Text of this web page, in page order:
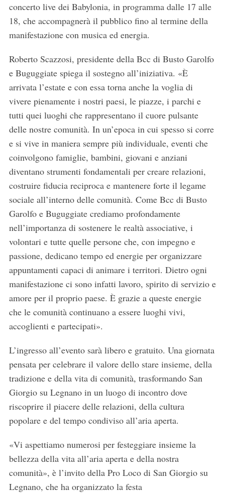
concerto live dei Babylonia, in programma dalle 17 alle
18, che accompagnerà il pubblico fino al termine della
manifestazione con musica ed energia.
Roberto Scazzosi, presidente della Bcc di Busto Garolfo
e Buguggiate spiega il sostegno all’iniziativa. «È
arrivata l’estate e con essa torna anche la voglia di
vivere pienamente i nostri paesi, le piazze, i parchi e
tutti quei luoghi che rappresentano il cuore pulsante
delle nostre comunità. In un’epoca in cui spesso si corre
e si vive in maniera sempre più individuale, eventi che
coinvolgono famiglie, bambini, giovani e anziani
diventano strumenti fondamentali per creare relazioni,
costruire fiducia reciproca e mantenere forte il legame
sociale all’interno delle comunità. Come Bcc di Busto
Garolfo e Buguggiate crediamo profondamente
nell’importanza di sostenere le realtà associative, i
volontari e tutte quelle persone che, con impegno e
passione, dedicano tempo ed energie per organizzare
appuntamenti capaci di animare i territori. Dietro ogni
manifestazione ci sono infatti lavoro, spirito di servizio e
amore per il proprio paese. È grazie a queste energie
che le comunità continuano a essere luoghi vivi,
accoglienti e partecipati».
L’ingresso all’evento sarà libero e gratuito. Una giornata
pensata per celebrare il valore dello stare insieme, della
tradizione e della vita di comunità, trasformando San
Giorgio su Legnano in un luogo di incontro dove
riscoprire il piacere delle relazioni, della cultura
popolare e del tempo condiviso all’aria aperta.
«Vi aspettiamo numerosi per festeggiare insieme la
bellezza della vita all’aria aperta e della nostra
comunità», è l’invito della Pro Loco di San Giorgio su
Legnano, che ha organizzato la festa
a
c
h
f